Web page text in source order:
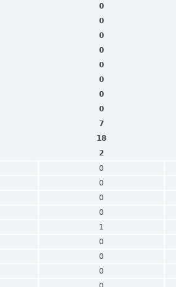
0
0
0
0
0
0
0
0
7
18
2
0
0
0
0
1
0
0
0